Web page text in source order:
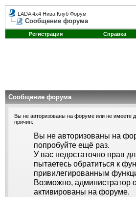
LADA 4x4 Нива Клуб Форум
Сообщение форума
Регистрация Справка
Сообщение форума
Вы не авторизованы на форуме или не имеете
причин:
Вы не авторизованы на
попробуйте ещё раз.
У вас недостаточно прав
пытаетесь обратиться к
привилегированным
Возможно, администратор
активированы на форуме.